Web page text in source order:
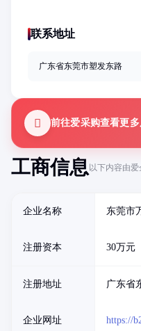
工商信息以下内容由
企业名称 东莞市
注册资本 30万元
注册地址 广东省
企业网址
https://
联系地址
广东省东莞市塑发东路
前往爱采购查看更